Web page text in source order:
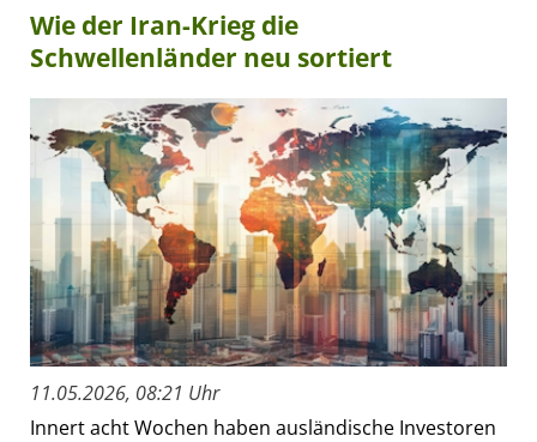
Wie der Iran-Krieg die
Schwellenländer neu sortiert
11.05.2026, 08:21 Uhr
Innert acht Wochen haben ausländische Investoren